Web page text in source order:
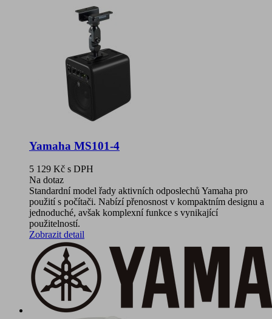
Yamaha MS101-4
5 129 Kč s DPH
Na dotaz
Standardní model řady aktivních odposlechů Yamaha pro
použití s počítači. Nabízí přenosnost v kompaktním designu a
jednoduché, avšak komplexní funkce s vynikající
použitelností.
Zobrazit detail